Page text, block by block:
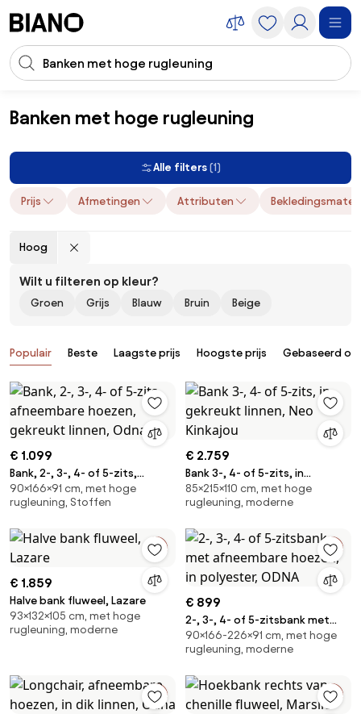
Zoekopdracht invoeren
Banken met hoge rugleuning
Meubels Banken Banken met hoge rugleuning
Alle filters (1)
Prijs Afmetingen Attributen
Hoog
Wilt u filteren op kleur?
Groen Grijs Blauw Bruin Beige
Producten
Populair Beste Laagste prijs Hoogste prijs Gebaseerd op
€ 1.099
Bank, 2-, 3-, 4- of 5-zits,
afneembare hoezen, gekreukt
linnen, Odna
90×166×91 cm, met hoge
rugleuning, Stoffen
€ 2.759
Bank 3-, 4- of 5-zits, in
gekreukt linnen, Neo Kinkajou
85×215×110 cm, met hoge
rugleuning, moderne
€ 1.859
Halve bank fluweel, Lazare
93×132×105 cm, met hoge
rugleuning, moderne
€ 899
2-, 3-, 4- of 5-zitsbank met
afneembare hoezen, in
polyester, ODNA
90×166-226×91 cm, met hoge
rugleuning, moderne